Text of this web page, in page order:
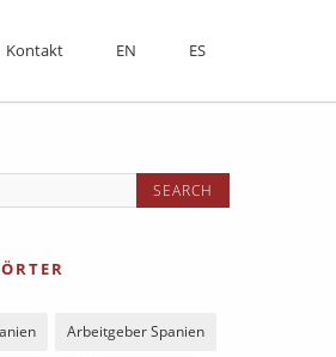
Kontakt EN ES
Arbeitgeber Spanien